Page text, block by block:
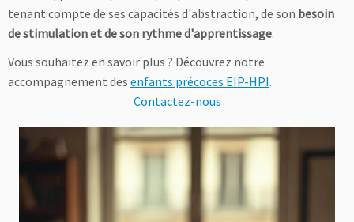
tenant compte de ses capacités d'abstraction, de son besoin
de stimulation et de son rythme d'apprentissage.
Vous souhaitez en savoir plus ? Découvrez notre
accompagnement des enfants précoces EIP-HPI.
Contactez-nous